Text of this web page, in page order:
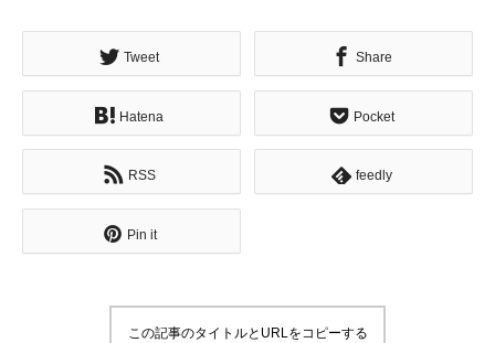
Tweet Share
Hatena Pocket
RSS feedly
Pin it
この記事のタイトルとURLをコピーする